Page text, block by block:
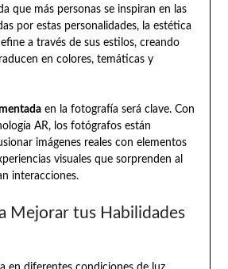
que más personas se inspiran en las
por estas personalidades, la estética
a través de sus estilos, creando
en colores, temáticas y
en la fotografía será clave. Con
AR, los fotógrafos están
imágenes reales con elementos
visuales que sorprenden al
interacciones.
Mejorar tus Habilidades